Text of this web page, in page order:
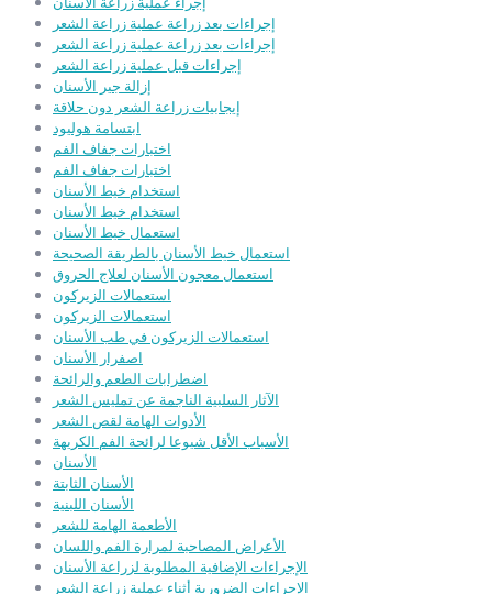
إجراءات بعد زراعة عملية زراعة الشعر
إجراءات بعد زراعة عملية زراعة الشعر
إجراءات قبل عملية زراعة الشعر
إزالة جير الأسنان
إيجابيات زراعة الشعر دون حلاقة
ابتسامة هوليود
اختبارات جفاف الفم
اختبارات جفاف الفم
استخدام خيط الأسنان
استخدام خيط الأسنان
استعمال خيط الأسنان
استعمال خيط الأسنان بالطريقة الصحيحة
استعمال معجون الأسنان لعلاج الحروق
استعمالات الزيركون
استعمالات الزيركون
استعمالات الزيركون في طب الأسنان
اصفرار الأسنان
اضطرابات الطعم والرائحة
الآثار السلبية الناجمة عن تمليس الشعر
الأدوات الهامة لقص الشعر
الأسباب الأقل شيوعا لرائحة الفم الكريهة
الأسنان
الأسنان الثابتة
الأسنان اللبنية
الأطعمة الهامة للشعر
الأعراض المصاحبة لمرارة الفم واللسان
الإجراءات الإضافية المطلوبة لزراعة الأسنان
الإجراءات الضرورية أثناء عملية زراعة الشعر